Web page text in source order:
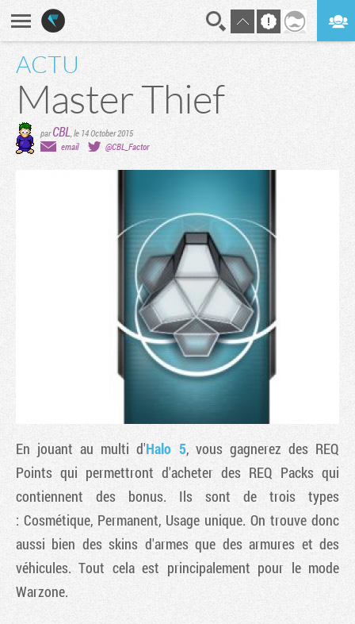
ACTU
Master Thief
parCBL le 14 October 2015
email
@CBL_Factor
En jouant au multi d'Halo 5, vous gagnerez des REQ
Points qui permettront d'acheter des REQ Packs qui
contiennent des bonus. Ils sont de trois types
: Cosmétique, Permanent, Usage unique. On trouve donc
aussi bien des skins d'armes que des armures et des
véhicules. Tout cela est principalement pour le mode
Warzone.
Tribune